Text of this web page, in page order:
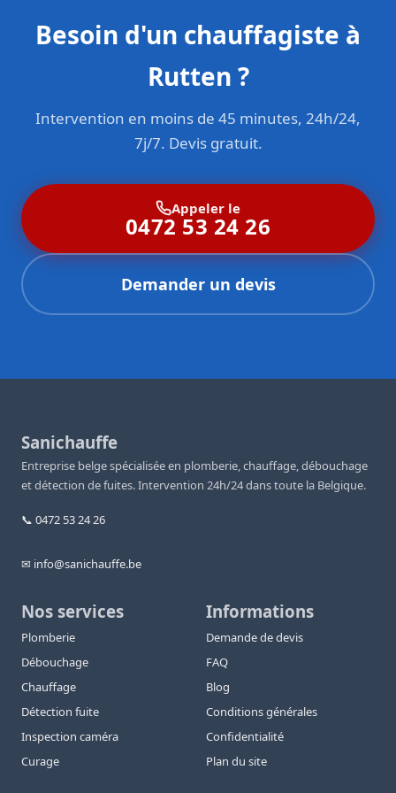
Besoin d'un chauffagiste à
Rutten ?
Intervention en moins de 45 minutes, 24h/24,
7j/7. Devis gratuit.
Appeler le
0472 53 24 26
Demander un devis
Sanichauffe
Entreprise belge spécialisée en plomberie, chauffage, débouchage
et détection de fuites. Intervention 24h/24 dans toute la Belgique.
📞 0472 53 24 26
✉ info@sanichauffe.be
Nos services
Plomberie
Débouchage
Chauffage
Détection fuite
Inspection caméra
Curage
Informations
Demande de devis
FAQ
Blog
Conditions générales
Confidentialité
Plan du site